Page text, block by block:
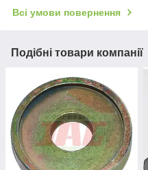
Всі умови повернення
Подібні товари компанії